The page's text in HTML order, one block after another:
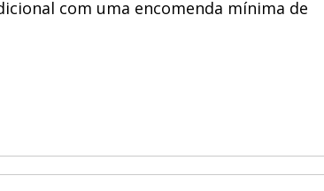
com uma encomenda mínima de